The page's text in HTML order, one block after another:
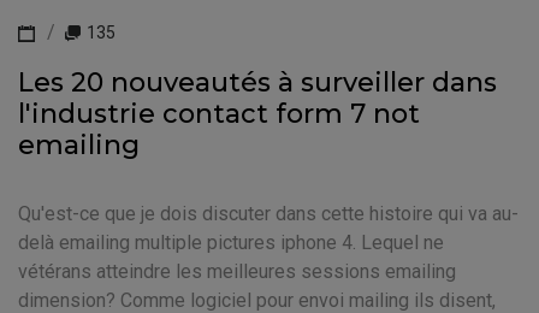
135
Les 20 nouveautés à surveiller dans
l'industrie contact form 7 not
emailing
Qu'est-ce que je dois discuter dans cette histoire qui va au-
delà emailing multiple pictures iphone 4. Lequel ne
vétérans atteindre les meilleures sessions emailing
dimension? Comme logiciel pour envoi mailing ils disent,